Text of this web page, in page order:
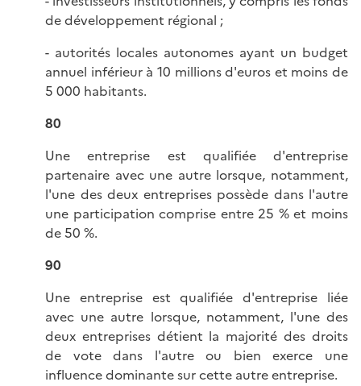
de développement régional ;
- autorités locales autonomes ayant un budget
annuel inférieur à 10 millions d'euros et moins de
5 000 habitants.
80
Une entreprise est qualifiée d'entreprise
partenaire avec une autre lorsque, notamment,
l'une des deux entreprises possède dans l'autre
une participation comprise entre 25 % et moins
de 50 %.
90
Une entreprise est qualifiée d'entreprise liée
avec une autre lorsque, notamment, l'une des
deux entreprises détient la majorité des droits
de vote dans l'autre ou bien exerce une
influence dominante sur cette autre entreprise.